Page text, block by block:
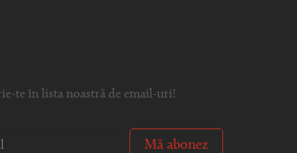
te în lista noastră de email-uri!
Mă abonez